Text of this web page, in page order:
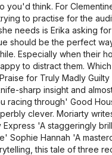
you'd think. For
to practise for the
needs is Erika asking for
should be the perfect
Especially when their
to distract them.
for Truly Madly
sharp insight and
racing through' Good
clever. Moriarty
'A staggeringly
Sophie Hannah 'A
this tale of three